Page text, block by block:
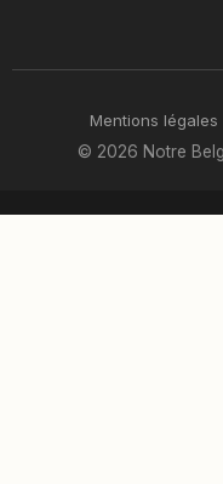
Mentions légales
© 2026 Notre